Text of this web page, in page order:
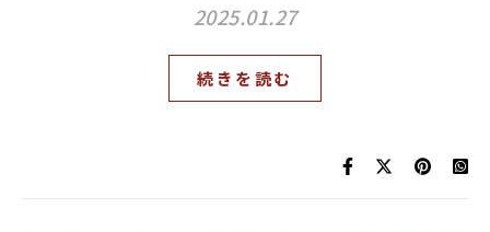
2025.01.27
続きを読む